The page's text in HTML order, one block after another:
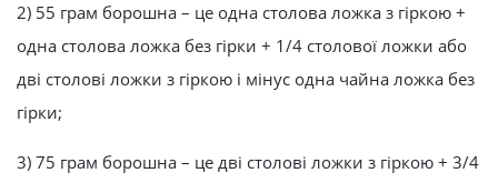
2) 55 грам борошна – це одна столова ложка з гіркою +
одна столова ложка без гірки + 1/4 столової ложки або
дві столові ложки з гіркою і мінус одна чайна ложка без
гірки;
3) 75 грам борошна – це дві столові ложки з гіркою + 3/4